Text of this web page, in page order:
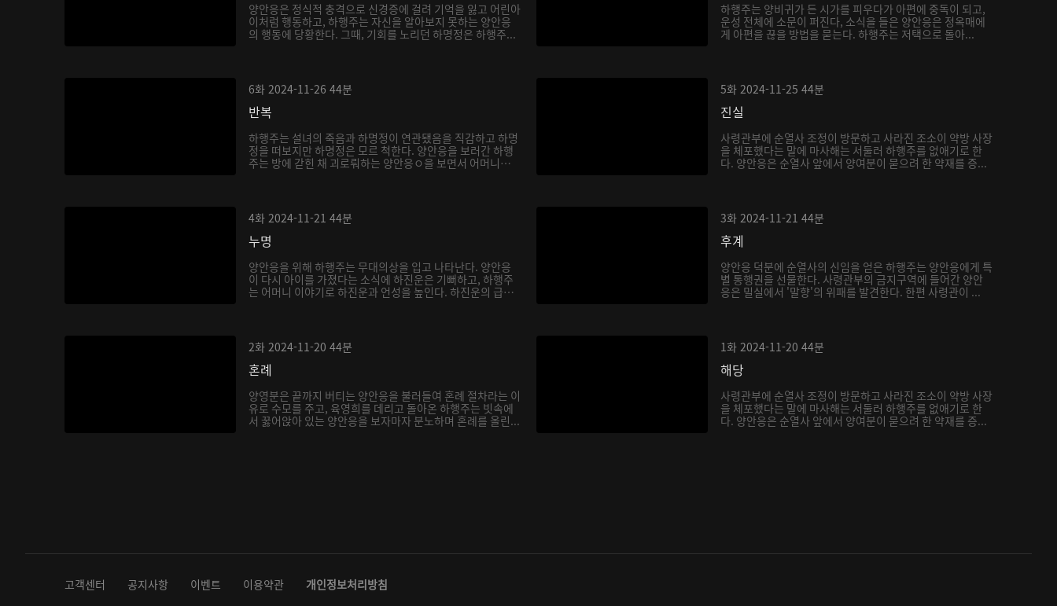
양안응은 정식적 충격으로 신경증에 걸려 기억을 잃고 어린아
이처럼 행동하고, 하행주는 자신을 알아보지 못하는 양안응
의 행동에 당황한다. 그때, 기회를 노리던 하명정은 하행주...
하행주는 양비귀가 든 시가를 피우다가 아편에 중독이 되고,
운성 전체에 소문이 퍼진다, 소식을 들은 양안응은 정옥매에
게 아편을 끊을 방법을 묻는다. 하행주는 저택으로 돌아...
6화 2024-11-26 44분
반복
하행주는 설녀의 죽음과 하명정이 연관됐음을 직감하고 하명
정을 떠보지만 하명정은 모르 척한다. 양안응을 보러간 하행
주는 방에 갇힌 채 괴로뤄하는 양안응ㅇ을 보면서 어머니를
5화 2024-11-25 44분
진실
사령관부에 순열사 조정이 방문하고 사라진 조소이 약방 사장
을 체포했다는 말에 마사해는 서둘러 하행주를 없애기로 한
다. 양안응은 순열사 앞에서 양여분이 묻으려 한 약재를 증...
4화 2024-11-21 44분
누명
양안응을 위해 하행주는 무대의상을 입고 나타난다. 양안응
이 다시 아이를 가졌다는 소식에 하진운은 기뻐하고, 하행주
는 어머니 이야기로 하진운과 언성을 높인다. 하진운의 급
3화 2024-11-21 44분
후계
양안응 덕분에 순열사의 신임을 얻은 하행주는 양안응에게 특
별 통행권을 선물한다. 사령관부의 금지구역에 들어간 양안
응은 밀실에서 '말향'의 위패를 발견한다. 한편 사령관이 ...
2화 2024-11-20 44분
혼례
양영분은 끝까지 버티는 양안응을 불러들여 혼례 절차라는 이
유로 수모를 주고, 육영희를 데리고 돌아온 하행주는 빗속에
서 꿇어앉아 있는 양안응을 보자마자 분노하며 혼례를 올린...
1화 2024-11-20 44분
해당
사령관부에 순열사 조정이 방문하고 사라진 조소이 약방 사장
을 체포했다는 말에 마사해는 서둘러 하행주를 없애기로 한
다. 양안응은 순열사 앞에서 양여분이 묻으려 한 약재를 증...
고객센터 공지사항 이벤트 이용약관 개인정보처리방침